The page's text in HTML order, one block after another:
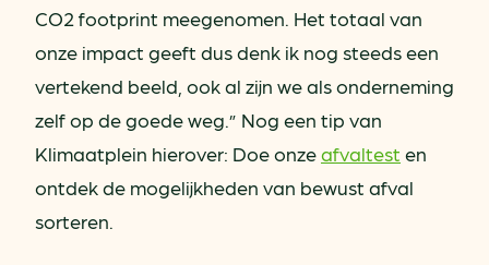
CO2 footprint meegenomen. Het totaal van
onze impact geeft dus denk ik nog steeds een
vertekend beeld, ook al zijn we als onderneming
zelf op de goede weg.” Nog een tip van
Klimaatplein hierover: Doe onzeafvaltest en
ontdek de mogelijkheden van bewust afval
sorteren.